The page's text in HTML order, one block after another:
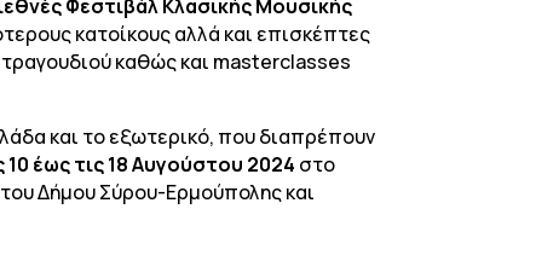
Φεστιβάλ Κλασικής Μουσικής
κατοίκους αλλά και επισκέπτες
καθώς και masterclasses
και το εξωτερικό, που διαπρέπουν
10 έως τις 18 Αυγούστου 2024 στο
Δήμου Σύρου-Ερμούπολης και